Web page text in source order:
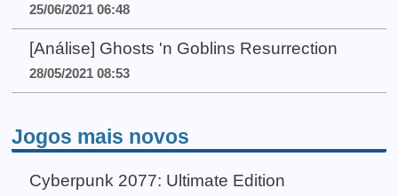
25/06/2021 06:48
[Análise] Ghosts 'n Goblins Resurrection
28/05/2021 08:53
Jogos mais novos
Cyberpunk 2077: Ultimate Edition